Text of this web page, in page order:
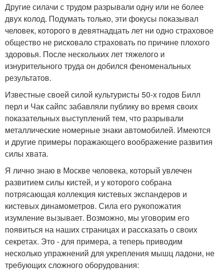
Другие силачи с трудом разрывали одну или не более
двух колод. Подумать только, эти фокусы показывал
человек, которого в девятнадцать лет ни одно страховое
общество не рисковало страховать по причине плохого
здоровья. После нескольких лет тяжелого и
изнурительного труда он добился феноменальных
результатов.
Известные своей силой культуристы 50-х годов Билл
перл и Чак сайпс забавляли публику во время своих
показательных выступлений тем, что разрывали
металлические номерные знаки автомобилей. Имеются
и другие примеры поражающего воображение развития
силы хвата.
Я лично знаю в Москве человека, который увлечен
развитием силы кистей, и у которого собрана
потрясающая коллекция кистевых экспандеров и
кистевых динамометров. Сила его рукопожатия
изумление вызывает. Возможно, мы уговорим его
появиться на наших страницах и рассказать о своих
секретах. Это - для примера, а теперь приводим
несколько упражнений для укрепления мышц ладони, не
требующих сложного оборудования: